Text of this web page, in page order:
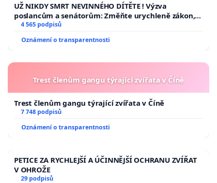
UŽ NIKDY SMRT NEVINNÉHO DÍTĚTE ! Výzva
poslancům a senátorům: Změňte urychleně zákon,
aby se tragédie malé Viktorky už nemohla opakovat!
4 565 podpisů
Oznámení o transparentnosti
Trest členům gangu týrající zvířata v Číně
Trest členům gangu týrající zvířata v Číně
7 748 podpisů
Oznámení o transparentnosti
PETICE ZA RYCHLEJŠÍ A ÚČINNĚJŠÍ OCHRANU ZVÍŘAT
V OHROŽE
29 podpisů